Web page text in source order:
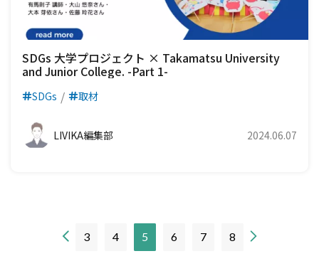
SDGs 大学プロジェクト × Takamatsu University
and Junior College. -Part 1-
SDGs 取材
LIVIKA編集部 2024.06.07
3 4 5
在
6 7 8